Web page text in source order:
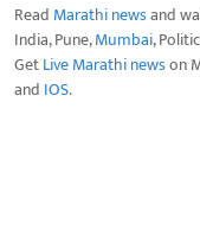
Read Marathi newsand
India, Pune,Mumbai,
GetLive Marathi newson
and IOS.